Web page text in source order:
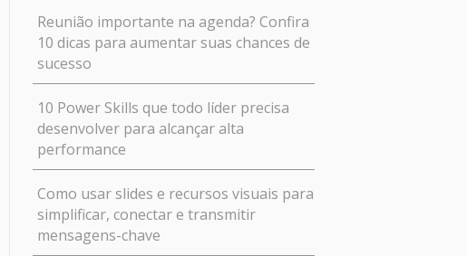
Reunião importante na agenda? Confira
10 dicas para aumentar suas chances de
sucesso
10 Power Skills que todo líder precisa
desenvolver para alcançar alta
performance
Como usar slides e recursos visuais para
simplificar, conectar e transmitir
mensagens-chave